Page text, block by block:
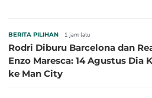
BERITA PILIHAN 1 jam lalu
Rodri Diburu Barcelona dan
Enzo Maresca: 14 Agustus Dia
ke Man City